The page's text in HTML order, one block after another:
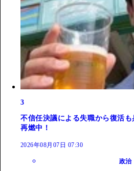
3
不信任決議による失職から復活
再燃中！
2026年08月07日 07:30
政治